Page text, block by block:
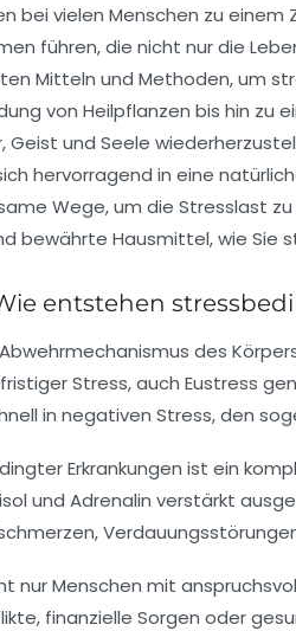
bei vielen Menschen zu
führen, die nicht nur die
Mitteln und Methoden, um
von Heilpflanzen bis hin zu
Geist und Seele
hervorragend in eine
Wege, um die Stresslast
bewährte Hausmittel, wie Sie
entstehen
des
Stress, auch Eustress
in negativen Stress, den
Erkrankungen ist ein
und Adrenalin verstärkt
nur Menschen mit
finanzielle Sorgen oder